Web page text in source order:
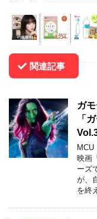
関連記事
ガ
「
MCU
映画
ーズ
が、
を終